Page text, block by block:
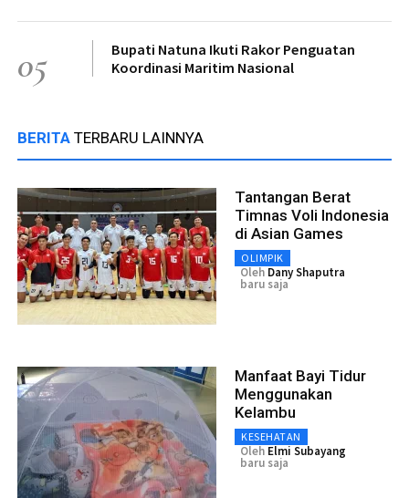
05
Bupati Natuna Ikuti Rakor Penguatan
Koordinasi Maritim Nasional
BERITA TERBARU LAINNYA
Tantangan Berat
Timnas Voli Indonesia
di Asian Games
OLIMPIK
Oleh Dany Shaputra
baru saja
Manfaat Bayi Tidur
Menggunakan
Kelambu
KESEHATAN
Oleh Elmi Subayang
baru saja